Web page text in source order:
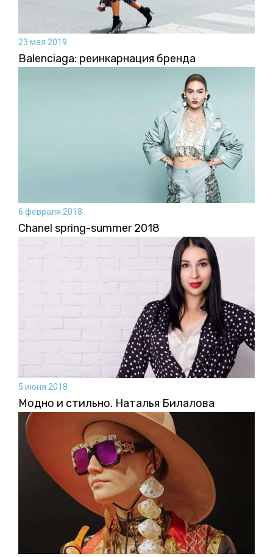
23 мая 2019
Balenсiaga: реинкарнация бренда
6 февраля 2018
Chanel spring-summer 2018
5 июня 2018
Модно и стильно. Наталья Билалова